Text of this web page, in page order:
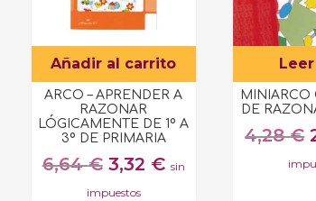
Añadir al carrito
ARCO – APRENDER A
RAZONAR
LÓGICAMENTE DE 1º A
3º DE PRIMARIA
6,64€ El
precio
3,32 €El
sin
impuestos
MINIARCO
DE
4,28€